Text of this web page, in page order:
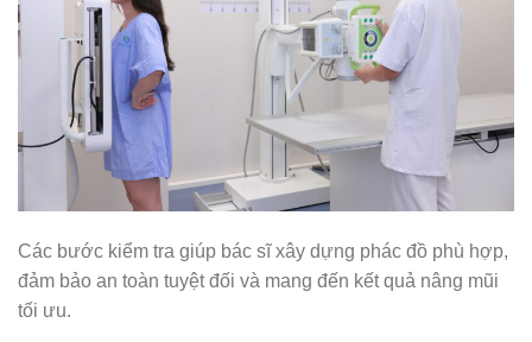
Các bước kiểm tra giúp bác sĩ xây dựng phác đồ phù hợp,
đảm bảo an toàn tuyệt đối và mang đến kết quả nâng mũi
tối ưu.